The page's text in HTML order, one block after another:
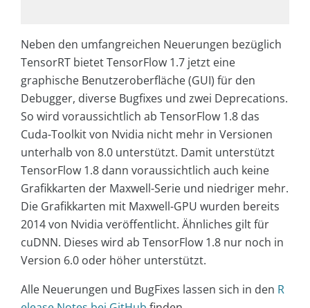
Neben den umfangreichen Neuerungen bezüglich
TensorRT bietet TensorFlow 1.7 jetzt eine
graphische Benutzeroberfläche (GUI) für den
Debugger, diverse Bugfixes und zwei Deprecations.
So wird voraussichtlich ab TensorFlow 1.8 das
Cuda-Toolkit von Nvidia nicht mehr in Versionen
unterhalb von 8.0 unterstützt. Damit unterstützt
TensorFlow 1.8 dann voraussichtlich auch keine
Grafikkarten der Maxwell-Serie und niedriger mehr.
Die Grafikkarten mit Maxwell-GPU wurden bereits
2014 von Nvidia veröffentlicht. Ähnliches gilt für
cuDNN. Dieses wird ab TensorFlow 1.8 nur noch in
Version 6.0 oder höher unterstützt.
Alle Neuerungen und BugFixes lassen sich in den R